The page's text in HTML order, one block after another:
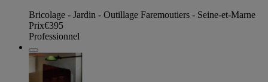
Bricolage - Jardin - Outillage Faremoutiers - Seine-et-Marne
Prix€395
Professionnel